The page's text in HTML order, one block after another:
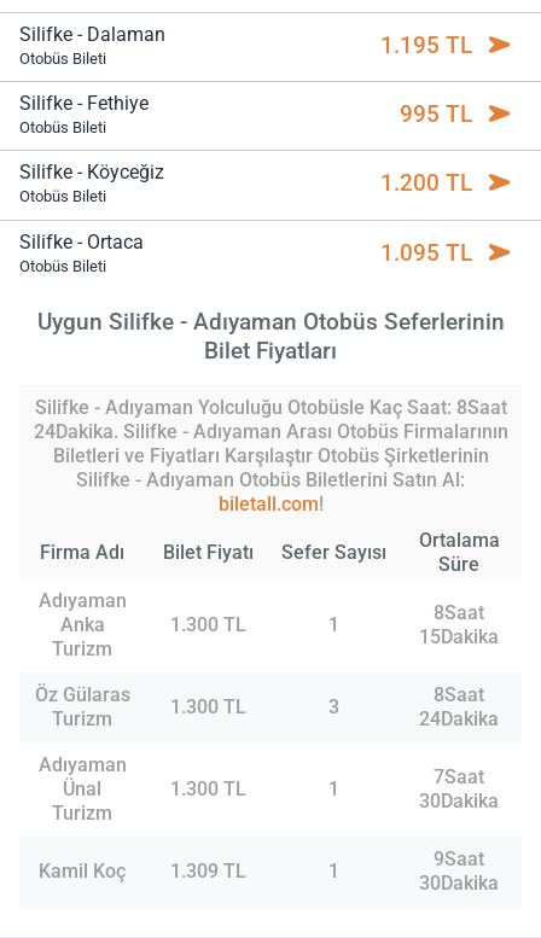
Silifke - Dalaman
Otobüs Bileti 1.195 TL
Silifke - Fethiye
Otobüs Bileti 995 TL
Silifke - Köyceğiz
Otobüs Bileti 1.200 TL
Silifke - Ortaca
Otobüs Bileti 1.095 TL
Uygun Silifke - Adıyaman Otobüs Seferlerinin
Bilet Fiyatları
Silifke - Adıyaman Yolculuğu Otobüsle Kaç Saat: 8Saat
24Dakika. Silifke - Adıyaman Arası Otobüs Firmalarının
Biletleri ve Fiyatları Karşılaştır Otobüs Şirketlerinin
Silifke - Adıyaman Otobüs Biletlerini Satın Al:
biletall.com!
Firma Adı Bilet Fiyatı Sefer Sayısı
Ortalama
Süre
Adıyaman
Anka
Turizm
1.300 TL 1
8Saat
15Dakika
Öz Gülaras
Turizm
1.300 TL 3
8Saat
24Dakika
Adıyaman
Ünal
Turizm
1.300 TL 1
7Saat
30Dakika
Kamil Koç 1.309 TL 1
9Saat
30Dakika